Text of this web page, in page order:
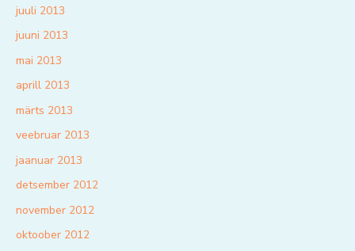
juuli 2013
juuni 2013
mai 2013
aprill 2013
märts 2013
veebruar 2013
jaanuar 2013
detsember 2012
november 2012
oktoober 2012